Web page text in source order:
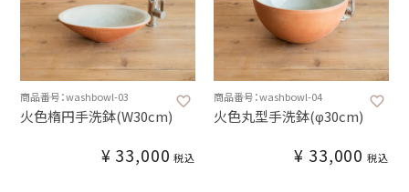
商品番号：washbowl-03
火色楕円手洗鉢(W30cm)
¥ 33,000 税込
商品番号：washbowl-04
火色丸型手洗鉢(φ30cm)
¥ 33,000 税込